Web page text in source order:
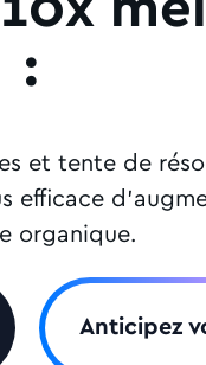
:
et tente de
efficace
organique.
Anticipez